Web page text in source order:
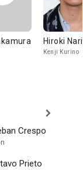
Hiroki
Kenji Kurino
Crespo
Prieto